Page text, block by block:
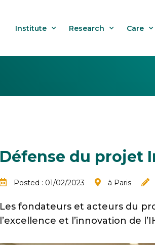
Institute Research Care
Défense du projet
Posted : 01/02/2023 à Paris
Les fondateurs et acteurs du
l’excellence et l’innovation de